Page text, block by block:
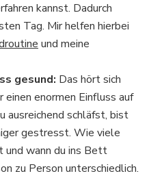
kannst. Dadurch
Tag. Mir helfen hierbei
und meine
gesund: Das hört sich
enormen Einfluss auf
ausreichend schläfst, bist
gestresst. Wie viele
und wann du ins Bett
zu Person unterschiedlich.